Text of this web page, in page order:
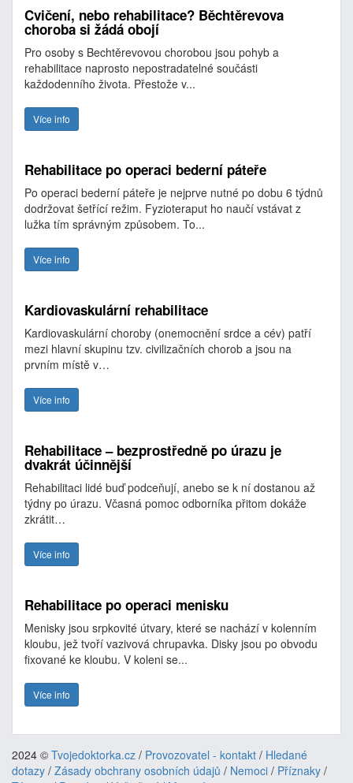
Cvičení, nebo rehabilitace? Běchtěrevova
choroba si žádá obojí
Pro osoby s Bechtěrevovou chorobou jsou pohyb a
rehabilitace naprosto nepostradatelné součásti
každodenního života. Přestože v...
Více info
Rehabilitace po operaci bederní páteře
Po operaci bederní páteře je nejprve nutné po dobu 6 týdnů
dodržovat šetřící režim. Fyzioteraput ho naučí vstávat z
lužka tím správným způsobem. To...
Více info
Kardiovaskulární rehabilitace
Kardiovaskulární choroby (onemocnění srdce a cév) patří
mezi hlavní skupinu tzv. civilizačních chorob a jsou na
prvním místě v…
Více info
Rehabilitace – bezprostředně po úrazu je
dvakrát účinnější
Rehabilitaci lidé buď podceňují, anebo se k ní dostanou až
týdny po úrazu. Včasná pomoc odborníka přitom dokáže
zkrátit…
Více info
Rehabilitace po operaci menisku
Menisky jsou srpkovité útvary, které se nachází v kolenním
kloubu, jež tvoří vazivová chrupavka. Disky jsou po obvodu
fixované ke kloubu. V koleni se...
Více info
2024 © Tvojedoktorka.cz / Provozovatel - kontakt / Hledané
dotazy / Zásady obchrany osobních údajů / Nemoci / Příznaky /